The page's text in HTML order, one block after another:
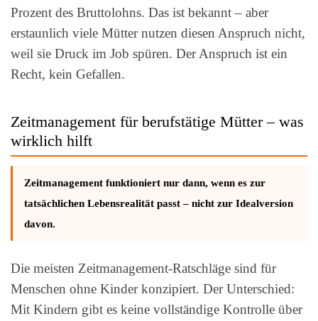
Prozent des Bruttolohns. Das ist bekannt – aber
erstaunlich viele Mütter nutzen diesen Anspruch nicht,
weil sie Druck im Job spüren. Der Anspruch ist ein
Recht, kein Gefallen.
Zeitmanagement für berufstätige Mütter – was
wirklich hilft
Zeitmanagement funktioniert nur dann, wenn es zur
tatsächlichen Lebensrealität passt – nicht zur Idealversion
davon.
Die meisten Zeitmanagement-Ratschläge sind für
Menschen ohne Kinder konzipiert. Der Unterschied:
Mit Kindern gibt es keine vollständige Kontrolle über